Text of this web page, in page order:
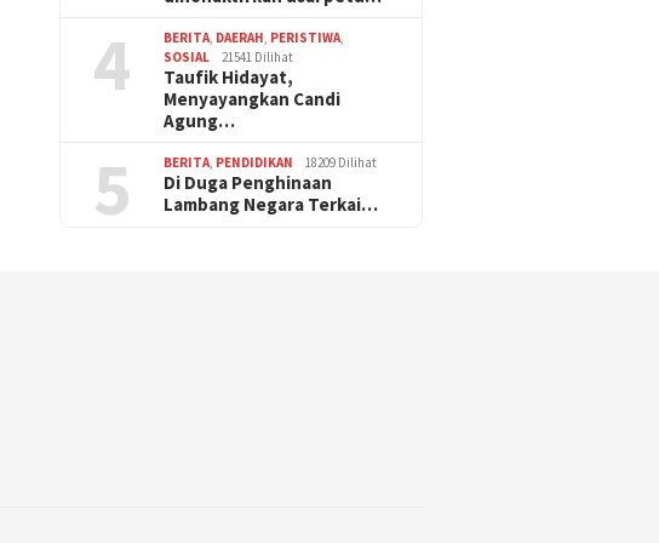
4 BERITA, DAERAH, PERISTIWA,
SOSIAL
21541 Dilihat
Taufik Hidayat,
Menyayangkan Candi
Agung…
5 BERITA, PENDIDIKAN 18209 Dilihat
Di Duga Penghinaan
Lambang Negara Terkai…